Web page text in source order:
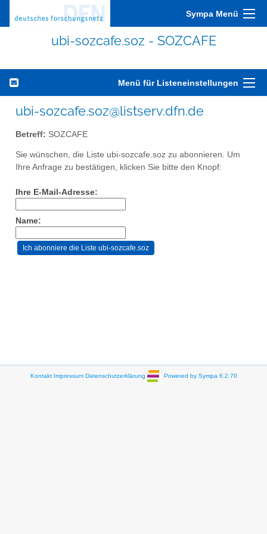
Sympa Menü
ubi-sozcafe.soz - SOZCAFE
Menü für Listeneinstellungen
ubi-sozcafe.soz@listserv.dfn.de
Betreff: SOZCAFE
Sie wünschen, die Liste ubi-sozcafe.soz zu abonnieren. Um
Ihre Anfrage zu bestätigen, klicken Sie bitte den Knopf:
Ihre E-Mail-Adresse:
Name:
Kontakt Impressum Datenschutzerklärung Powered by Sympa 6.2.70